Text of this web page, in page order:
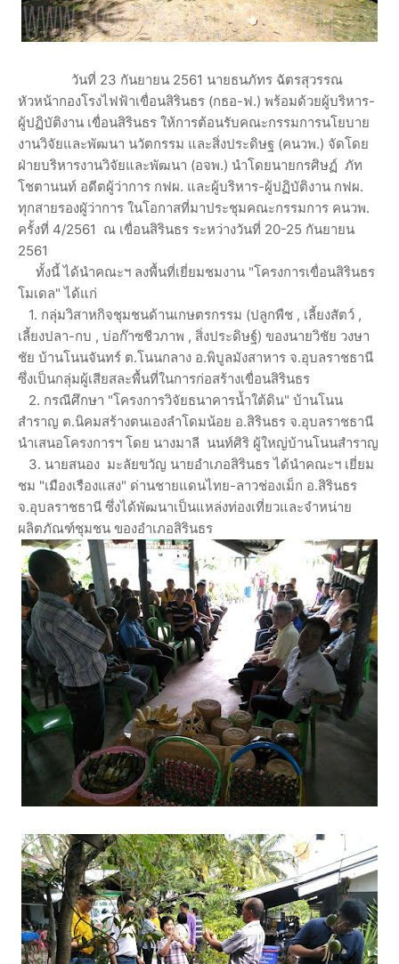
วันที่ 23 กันยายน 2561 นายธนภัทร ฉัตรสุวรรณ
หัวหน้ากองโรงไฟฟ้าเขื่อนสิรินธร (กธอ-ฟ.) พร้อมด้วยผู้บริหาร-
ผู้ปฏิบัติงาน เขื่อนสิรินธร ให้การต้อนรับคณะกรรมการนโยบาย
งานวิจัยและพัฒนา นวัตกรรม และสิ่งประดิษฐ (คนวพ.) จัดโดย
ฝ่ายบริหารงานวิจัยและพัฒนา (อจพ.) นำโดยนายกรศิษฏ์ ภัท
โชตานนท์ อดีตผู้ว่าการ กฟผ. และผู้บริหาร-ผู้ปฏิบัติงาน กฟผ.
ทุกสายรองผูัว่าการ ในโอกาสที่มาประชุมคณะกรรมการ คนวพ.
ครั้งที่ 4/2561 ณ เขื่อนสิรินธร ระหว่างวันที่ 20-25 กันยายน
2561
ทั้งนี้ ได้นำคณะฯ ลงพื้นที่เยี่ยมชมงาน "โครงการเขื่อนสิรินธร
โมเดล" ได้แก่
1. กลุ่มวิสาหกิจชุมชนด้านเกษตรกรรม (ปลูกพืช , เลี้ยงสัตว์ ,
เลี้ยงปลา-กบ , บ่อก๊าซชีวภาพ , สิ่งประดิษฐ์) ของนายวิชัย วงษา
ชัย บ้านโนนจันทร์ ต.โนนกลาง อ.พิบูลมังสาหาร จ.อุบลราชธานี
ซึ่งเป็นกลุ่มผู้เสียสละพื้นที่ในการก่อสร้างเขื่อนสิรินธร
2. กรณีศึกษา "โครงการวิจัยธนาคารน้ำใต้ดิน" บ้านโนน
สำราญ ต.นิคมสร้างตนเองลำโดมน้อย อ.สิรินธร จ.อุบลราชธานี
นำเสนอโครงการฯ โดย นางมาลี นนท์ศิริ ผู้ใหญ่บ้านโนนสำราญ
3. นายสนอง มะลัยขวัญ นายอำเภอสิรินธร ได้นำคณะฯ เยี่ยม
ชม "เมืองเรืองแสง" ด่านชายแดนไทย-ลาวช่องเม็ก อ.สิรินธร
จ.อุบลราชธานี ซึ่งได้พัฒนาเป็นแหล่งท่องเที่ยวและจำหน่าย
ผลิตภัณฑ์ชุมชน ของอำเภอสิรินธร